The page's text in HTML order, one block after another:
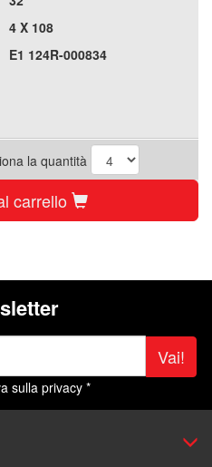
4 X 108
E1 124R-000834
la quantità
carrello
Vai!
sulla privacy *